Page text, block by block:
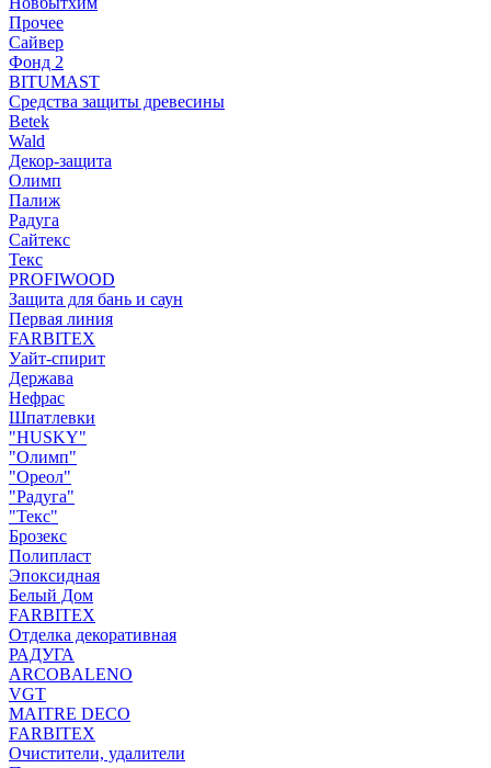
Прочее
Сайвер
Фонд 2
BITUMAST
Средства защиты древесины
Betek
Wald
Декор-защита
Олимп
Палиж
Радуга
Сайтекс
Текс
PROFIWOOD
Защита для бань и саун
Первая линия
FARBITEX
Уайт-спирит
Держава
Нефрас
Шпатлевки
"HUSKY"
"Олимп"
"Ореол"
"Радуга"
"Текс"
Брозекс
Полипласт
Эпоксидная
Белый Дом
FARBITEX
Отделка декоративная
РАДУГА
ARCOBALENO
VGT
MAITRE DECO
FARBITEX
Очистители, удалители